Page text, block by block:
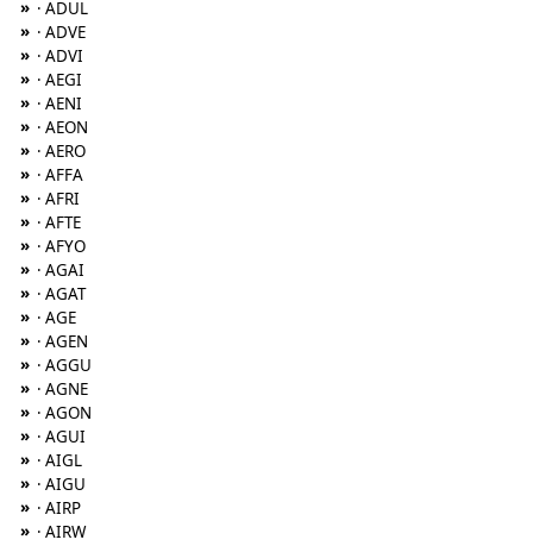
» · ADUL
» · ADVE
» · ADVI
» · AEGI
» · AENI
» · AEON
» · AERO
» · AFFA
» · AFRI
» · AFTE
» · AFYO
» · AGAI
» · AGAT
» · AGE
» · AGEN
» · AGGU
» · AGNE
» · AGON
» · AGUI
» · AIGL
» · AIGU
» · AIRP
» · AIRW